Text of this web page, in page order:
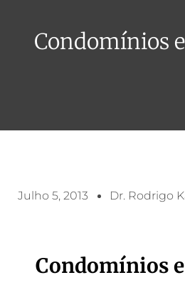
Condomínios
Julho 5, 2013 Dr. Rodrigo
Condomínios